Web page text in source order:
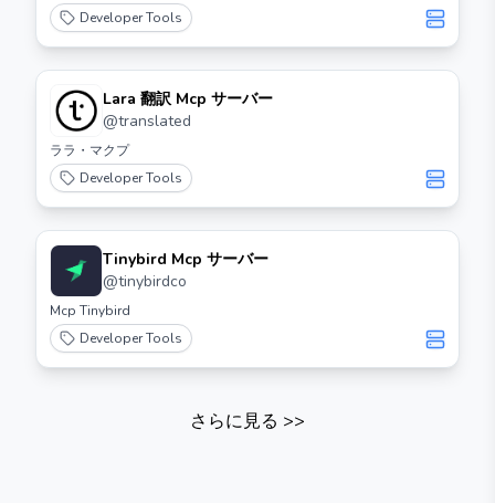
Developer Tools
Lara 翻訳 Mcp サーバー
@translated
ララ・マクプ
Developer Tools
Tinybird Mcp サーバー
@tinybirdco
Mcp Tinybird
Developer Tools
さらに見る >>